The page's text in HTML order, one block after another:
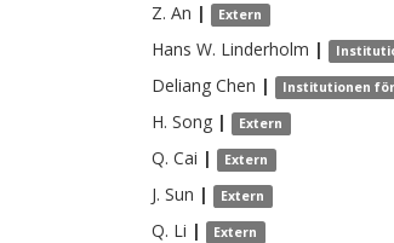
Z. An | Extern
Hans W. Linderholm |
Deliang Chen | Institutionen
H. Song | Extern
Q. Cai | Extern
J. Sun | Extern
Q. Li | Extern